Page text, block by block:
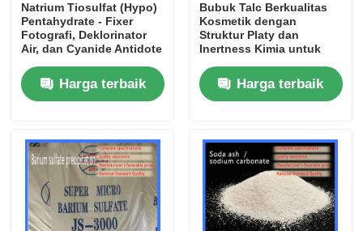
Natrium Tiosulfat (Hypo)
Pentahydrate - Fixer
Fotografi, Deklorinator
Air, dan Cyanide Antidote
Industri dan Medis
Harga terbaik
Bubuk Talc Berkualitas
Kosmetik dengan
Struktur Platy dan
Inertness Kimia untuk
Aplikasi Industri
Harga terbaik